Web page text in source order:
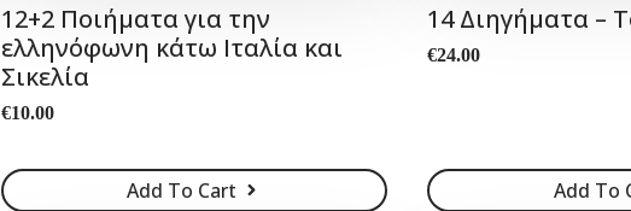
12+2 Ποιήματα για την
ελληνόφωνη κάτω Ιταλία και
Σικελία
€10.00
Add To Cart
14 Διηγήματα –
€24.00
Add To